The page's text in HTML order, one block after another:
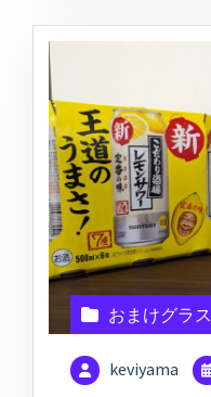
おまけグラス
keviyama